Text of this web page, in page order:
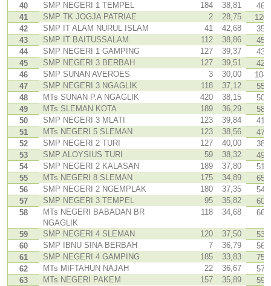
40
SMP NEGERI 1 TEMPEL 184 38,81
46
41
SMP TK JOGJA PATRIAE 2 28,75
120
42
SMP IT ALAM NURUL ISLAM 41 42,68
35
43
SMP IT BAITUSSALAM 112 38,86
45
44
SMP NEGERI 1 GAMPING 127 39,37
43
45
SMP NEGERI 3 BERBAH 127 39,51
42
46
SMP SUNAN AVEROES 3 30,00
104
47
SMP NEGERI 3 NGAGLIK 118 37,12
55
48
MTs SUNAN P.A NGAGLIK 420 38,15
50
49
MTs SLEMAN KOTA 189 36,29
58
50
SMP NEGERI 3 MLATI 123 39,84
41
51
MTs NEGERI 5 SLEMAN 123 38,56
47
52
SMP NEGERI 2 TURI 127 40,00
38
53
SMP ALOYSIUS TURI 59 38,32
49
54
SMP NEGERI 2 KALASAN 189 37,80
51
55
MTs NEGERI 8 SLEMAN 175 34,89
65
56
SMP NEGERI 2 NGEMPLAK 180 37,35
54
57
SMP NEGERI 3 TEMPEL 95 35,82
60
58
MTs NEGERI BABADAN BR
NGAGLIK
118 34,68 66
59 SMP NEGERI 4 SLEMAN 120 37,50
53
60
SMP IBNU SINA BERBAH 7 36,79
56
61
SMP NEGERI 4 GAMPING 185 33,83
75
62
MTs MIFTAHUN NAJAH 22 36,67
57
63
MTs NEGERI PAKEM 157 35,89
59